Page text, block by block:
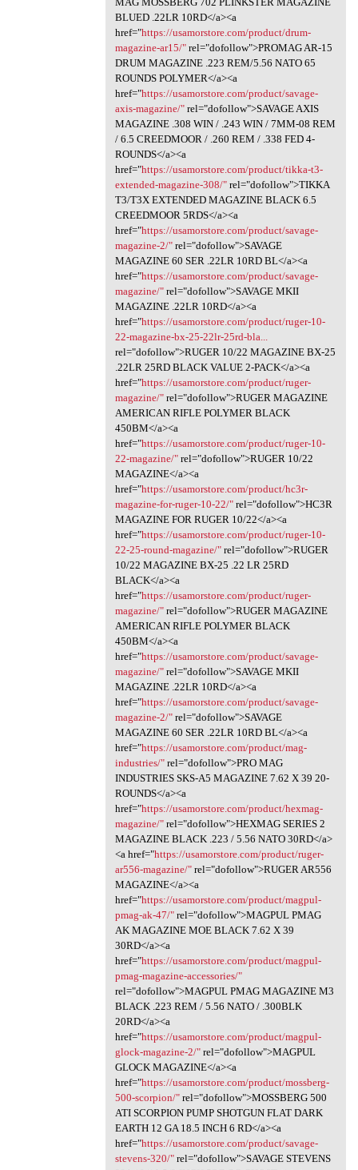
BLUED .22LR 10RD</a><a
href="https://usamorstore.com/product/drum-
magazine-ar15/"rel="dofollow">PROMAG AR-15
DRUM MAGAZINE .223 REM/5.56 NATO 65
ROUNDS POLYMER</a><a
href="https://usamorstore.com/product/savage-
axis-magazine/"rel="dofollow">SAVAGE AXIS
MAGAZINE .308 WIN / .243 WIN / 7MM-08 REM
/ 6.5 CREEDMOOR / .260 REM / .338 FED 4-
ROUNDS</a><a
href="https://usamorstore.com/product/tikka-t3-
extended-magazine-308/"rel="dofollow">TIKKA
T3/T3X EXTENDED MAGAZINE BLACK 6.5
CREEDMOOR 5RDS</a><a
href="https://usamorstore.com/product/savage-
magazine-2/"rel="dofollow">SAVAGE
MAGAZINE 60 SER .22LR 10RD BL</a><a
href="https://usamorstore.com/product/savage-
magazine/"rel="dofollow">SAVAGE MKII
MAGAZINE .22LR 10RD</a><a
href="https://usamorstore.com/product/ruger-10-
22-magazine-bx-25-22lr-25rd-bla...
rel="dofollow">RUGER 10/22 MAGAZINE BX-25
.22LR 25RD BLACK VALUE 2-PACK</a><a
href="https://usamorstore.com/product/ruger-
magazine/"rel="dofollow">RUGER MAGAZINE
AMERICAN RIFLE POLYMER BLACK
450BM</a><a
href="https://usamorstore.com/product/ruger-10-
22-magazine/"rel="dofollow">RUGER 10/22
MAGAZINE</a><a
href="https://usamorstore.com/product/hc3r-
magazine-for-ruger-10-22/"rel="dofollow">HC3R
MAGAZINE FOR RUGER 10/22</a><a
href="https://usamorstore.com/product/ruger-10-
22-25-round-magazine/"rel="dofollow">RUGER
10/22 MAGAZINE BX-25 .22 LR 25RD
BLACK</a><a
href="https://usamorstore.com/product/ruger-
magazine/"rel="dofollow">RUGER MAGAZINE
AMERICAN RIFLE POLYMER BLACK
450BM</a><a
href="https://usamorstore.com/product/savage-
magazine/"rel="dofollow">SAVAGE MKII
MAGAZINE .22LR 10RD</a><a
href="https://usamorstore.com/product/savage-
magazine-2/"rel="dofollow">SAVAGE
MAGAZINE 60 SER .22LR 10RD BL</a><a
href="https://usamorstore.com/product/mag-
industries/"rel="dofollow">PRO MAG
INDUSTRIES SKS-A5 MAGAZINE 7.62 X 39 20-
ROUNDS</a><a
href="https://usamorstore.com/product/hexmag-
magazine/"rel="dofollow">HEXMAG SERIES 2
MAGAZINE BLACK .223 / 5.56 NATO 30RD</a>
<a href="https://usamorstore.com/product/ruger-
ar556-magazine/"rel="dofollow">RUGER AR556
MAGAZINE</a><a
href="https://usamorstore.com/product/magpul-
pmag-ak-47/"rel="dofollow">MAGPUL PMAG
AK MAGAZINE MOE BLACK 7.62 X 39
30RD</a><a
href="https://usamorstore.com/product/magpul-
pmag-magazine-accessories/"
rel="dofollow">MAGPUL PMAG MAGAZINE M3
BLACK .223 REM / 5.56 NATO / .300BLK
20RD</a><a
href="https://usamorstore.com/product/magpul-
glock-magazine-2/"rel="dofollow">MAGPUL
GLOCK MAGAZINE</a><a
href="https://usamorstore.com/product/mossberg-
500-scorpion/"rel="dofollow">MOSSBERG 500
ATI SCORPION PUMP SHOTGUN FLAT DARK
EARTH 12 GA 18.5 INCH 6 RD</a><a
href="https://usamorstore.com/product/savage-
stevens-320/"rel="dofollow">SAVAGE STEVENS